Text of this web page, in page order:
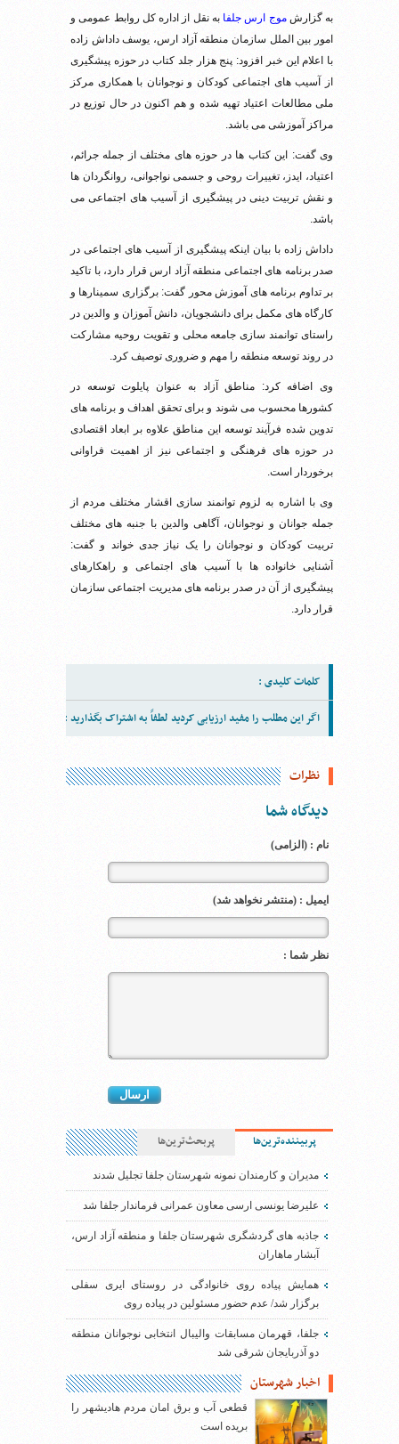
به گزارشموج ارس جلفا به نقل از اداره کل روابط عمومی و
امور بین الملل سازمان منطقه آزاد ارس، یوسف داداش زاده
با اعلام این خبر افزود: پنج هزار جلد کتاب در حوزه پیشگیری
از آسیب های اجتماعی کودکان و نوجوانان با همکاری مرکز
ملی مطالعات اعتیاد تهیه شده و هم اکنون در حال توزیع در
مراکز آموزشی می باشد.
وی گفت: این کتاب ها در حوزه های مختلف از جمله جرائم،
اعتیاد، ایدز، تغییرات روحی و جسمی نواجوانی، روانگردان ها
و نقش تربیت دینی در پیشگیری از آسیب های اجتماعی می
باشد.
داداش زاده با بیان اینکه پیشگیری از آسیب های اجتماعی در
صدر برنامه های اجتماعی منطقه آزاد ارس قرار دارد، با تاکید
بر تداوم برنامه های آموزش محور گفت: برگزاری سمینارها و
کارگاه های مکمل برای دانشجویان، دانش آموزان و والدین در
راستای توانمند سازی جامعه محلی و تقویت روحیه مشارکت
در روند توسعه منطقه را مهم و ضروری توصیف کرد.
وی اضافه کرد: مناطق آزاد به عنوان پایلوت توسعه در
کشورها محسوب می شوند و برای تحقق اهداف و برنامه های
تدوین شده فرآیند توسعه این مناطق علاوه بر ابعاد اقتصادی
در حوزه های فرهنگی و اجتماعی نیز از اهمیت فراوانی
برخوردار است.
وی با اشاره به لزوم توانمند سازی اقشار مختلف مردم از
جمله جوانان و نوجوانان، آگاهی والدین با جنبه های مختلف
تربیت کودکان و نوجوانان را یک نیاز جدی خواند و گفت:
آشنایی خانواده ها با آسیب های اجتماعی و راهکارهای
پیشگیری از آن در صدر برنامه های مدیریت اجتماعی سازمان
قرار دارد.
کلمات کلیدی :
اگر این مطلب را مفید ارزیابی کردید لطفاً به اشتراک بگذارید :
نظرات
دیدگاه شما
نام : (الزامی)
ایمیل : (منتشر نخواهد شد)
نظر شما :
پربیننده‌ترین‌ها پربحث‌ترین‌ها
مدیران و کارمندان نمونه شهرستان جلفا تجلیل شدند
علیرضا یونسی ارسی معاون عمرانی فرماندار جلفا شد
جاذبه های گردشگری شهرستان جلفا و منطقه آزاد ارس،
آبشار ماهاران
همایش پیاده روی خانوادگی در روستای ایری سفلی
برگزار شد/ عدم حضور مسئولین در پیاده روی
جلفا، قهرمان مسابقات والیبال انتخابی نوجوانان منطقه
دو آذربایجان شرقی شد
اخبار شهرستان
قطعی آب و برق امان مردم هادیشهر را
بریده است